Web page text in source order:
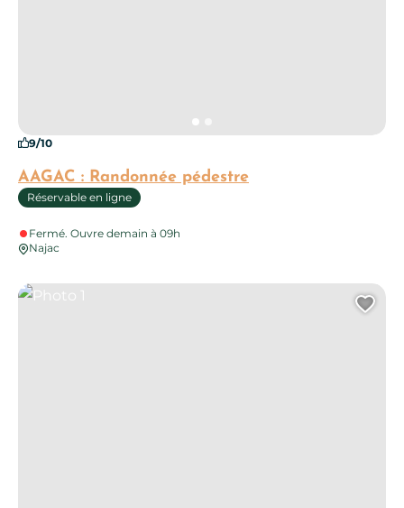
AAGAC : Randonnée pédestre
9/10
Réservable en ligne
Fermé. Ouvre demain à 09h
Najac
Photo 1